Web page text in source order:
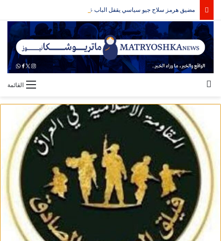
مضيق هرمز سلاح جيو سياسي يقفل الباب على الحرب
القائمة